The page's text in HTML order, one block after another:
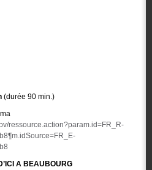
(durée 90 min.)
ressource.action?param.id=FR_R-
A BEAUBOURG